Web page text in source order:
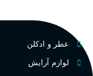
کشور مبدا برند
طبع تلخ
عطر و ادکلن
لوازم آرایش